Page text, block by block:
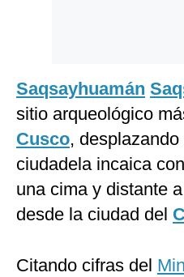
Saqsayhuamán
sitio arqueológico
Cusco, desplazando
ciudadela incaica
una cima y distante
desde la ciudad del
Citando cifras del